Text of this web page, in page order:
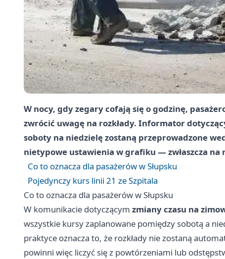
W nocy, gdy zegary cofają się o godzinę,
zwrócić uwagę na rozkłady. Informator
soboty na niedzielę zostaną przeprowadzone
nietypowe ustawienia w grafiku — zwłaszcza
Co to oznacza dla pasażerów w Słupsku
Pojedynczy kurs linii 21 ze Szpitala
Co to oznacza dla pasażerów w Słupsku
W komunikacie dotyczącym zmiany czasu na
wszystkie kursy zaplanowane pomiędzy sobotą a
praktyce oznacza to, że rozkłady nie zostaną
powinni więc liczyć się z powtórzeniami lub